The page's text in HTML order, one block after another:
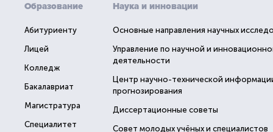
Образование
Абитуриенту
Лицей
Колледж
Бакалавриат
Магистратура
Специалитет
Наука и инновации
Основные направления научных
Управление по научной и
деятельности
Центр научно-технической
прогнозирования
Диссертационные советы
Совет молодых учёных и специалистов